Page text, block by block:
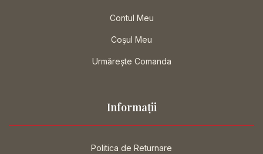
Contul Meu
Coșul Meu
Urmărește Comanda
Informații
Politica de Returnare